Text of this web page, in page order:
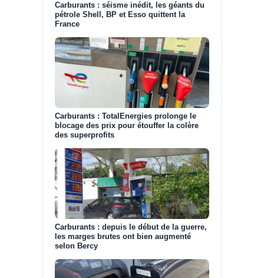
Carburants : séisme inédit, les géants du
pétrole Shell, BP et Esso quittent la
France
Carburants : TotalEnergies prolonge le
blocage des prix pour étouffer la colère
des superprofits
Carburants : depuis le début de la guerre,
les marges brutes ont bien augmenté
selon Bercy